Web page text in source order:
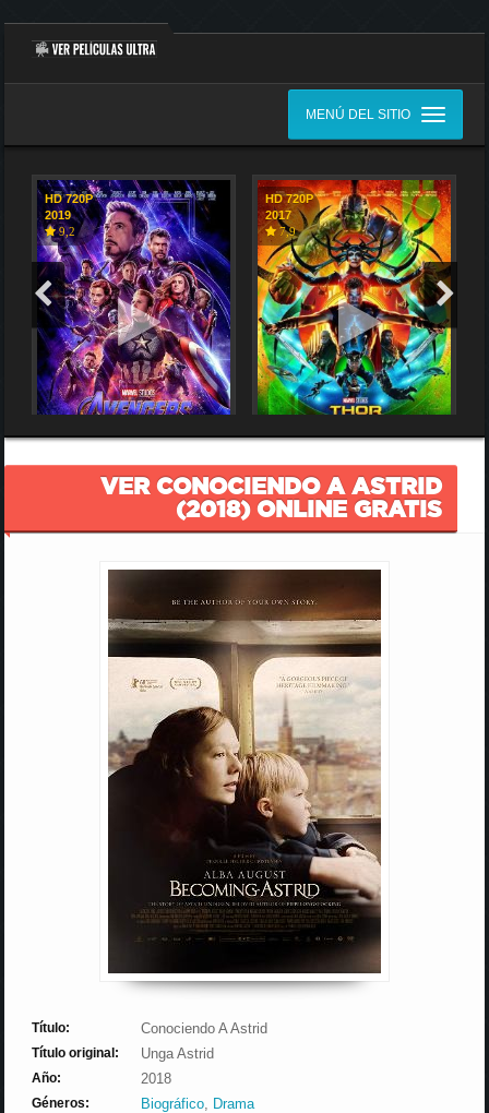
MENÚ DEL SITIO
HD 720P
2019
9,2
HD 720P
2017
7,9
VER CONOCIENDO A ASTRID
(2018) ONLINE GRATIS
Título: Conociendo A Astrid
Título original: Unga Astrid
Año: 2018
Géneros: Biográfico, Drama